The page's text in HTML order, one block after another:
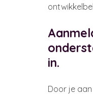
in.
Door je